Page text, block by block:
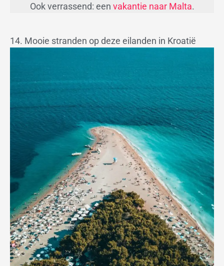
Ook verrassend: een vakantie naar Malta.
14. Mooie stranden op deze eilanden in Kroatië